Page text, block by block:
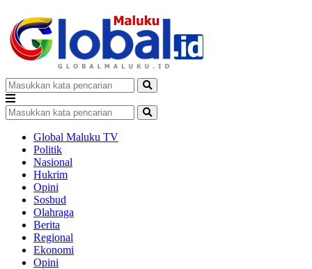
Global Maluku TV
Politik
Nasional
Hukrim
Opini
Sosbud
Olahraga
Berita
Regional
Ekonomi
Opini